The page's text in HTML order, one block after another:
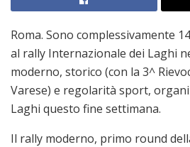
Roma. Sono complessivamente
al rally Internazionale dei Laghi
moderno, storico (con la 3^
Varese) e regolarità sport,
Laghi questo fine settimana.
Il rally moderno, primo round